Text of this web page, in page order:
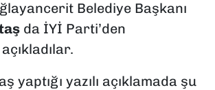
Belediye Başkanı
da İYİ Parti’den
yaptığı yazılı açıklamada şu